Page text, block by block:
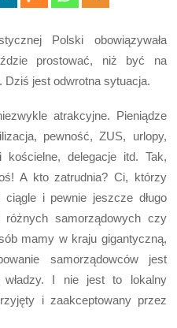
Polski obowiązywała
prostować, niż być na
Dziś jest odwrotna sytuacja.
atrakcyjne. Pieniądze
pewność, ZUS, urlopy,
delegacje itd. Tak,
A kto zatrudnia? Ci, którzy
i pewnie jeszcze długo
różnych samorządowych czy
mamy w kraju gigantyczną,
samorządowców jest
władzy. I nie jest to lokalny
i zaakceptowany przez